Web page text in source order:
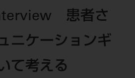
患者さ
ニケーションギ
て考える
ット関連
関連
器
探す
す
イベント